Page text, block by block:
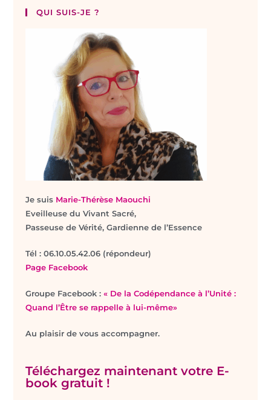
QUI SUIS-JE ?
Je suis Marie-Thérèse Maouchi
Eveilleuse du Vivant Sacré,
Passeuse de Vérité, Gardienne de l’Essence
Tél : 06.10.05.42.06 (répondeur)
Page Facebook
Groupe Facebook :« De la Codépendance à l’Unité :
Quand l’Être se rappelle à lui-même»
Au plaisir de vous accompagner.
Téléchargez maintenant votre E-
book gratuit !